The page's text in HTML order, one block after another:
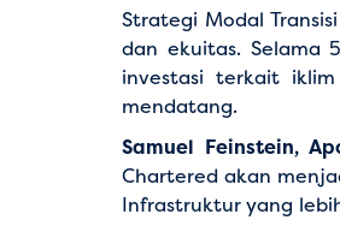
Strategi Modal
dan ekuitas. Selama
investasi terkait
mendatang.
Samuel Feinstein,
Chartered akan
Infrastruktur yang